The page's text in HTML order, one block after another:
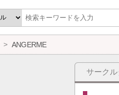
ANGERME
サーク